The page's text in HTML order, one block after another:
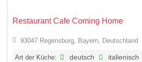
Restaurant Cafe Coming Home
93047 Regensburg, Bayern, Deutschland
Art der Küche: deutsch italienisch